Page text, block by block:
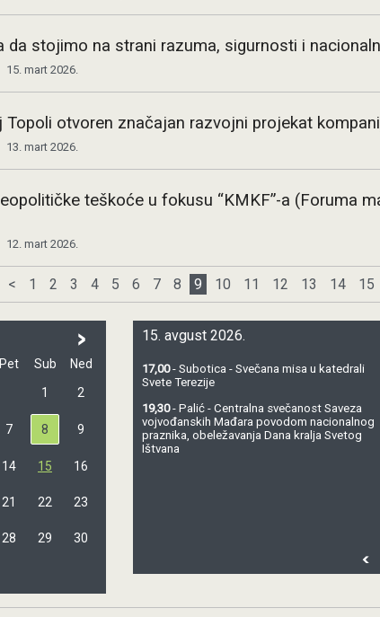
da stojimo na strani razuma, sigurnosti i
15. mart 2026.
Topoli otvoren značajan razvojni projekat
13. mart 2026.
teškoće u fokusu “KMKF”-a (Foruma
12. mart 2026.
< 1 2 3 4 5 6 7 8 9 10 11 12 13 14 15
>
Pet Sub
Ned
1
2
7 8 9
14 15 16
21 22 23
28 29 30
15. avgust 2026.
17,00- Subotica - Svečana misa u katedrali
Svete Terezije
19,30- Palić - Centralna svečanost Saveza
vojvođanskih Mađara povodom nacionalnog
praznika, obeležavanja Dana kralja Svetog
Ištvana